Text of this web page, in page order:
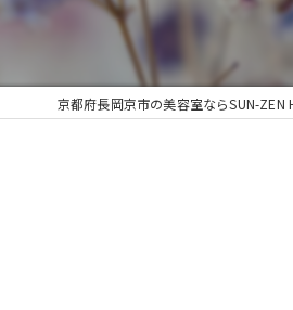
ダメージ毛
京都府長岡京市の美容室ならSUN-ZEN